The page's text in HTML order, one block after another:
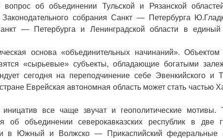
вопрос об объединении Тульской и Рязанской
собрания Санкт — Петербурга
— Петербурга и Ленинградской области в
основа «объединительных начинаний». Объектом
«сырьевые» субъекты, обладающие богатыми
сегодня на переподчинение себе Эвенкийского и
Еврейская автономная область может стать частью
все чаще звучат и геополитические мотивы.
об объединении северокавказских республик в две
в Южный и Волжско — Прикаспийский федеральные